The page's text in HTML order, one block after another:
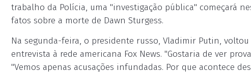
trabalho da Polícia, uma "investigação pública" começará
fatos sobre a morte de Dawn Sturgess.
Na segunda-feira, o presidente russo, Vladimir Putin,
entrevista à rede americana Fox News. "Gostaria de ver
"Vemos apenas acusações infundadas. Por que acontece